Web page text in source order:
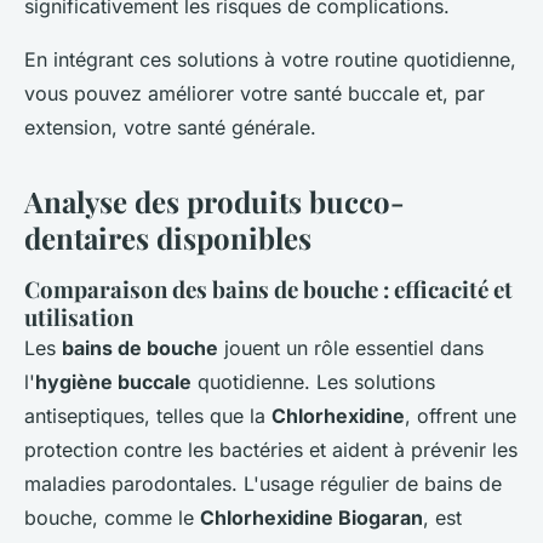
significativement les risques de complications.
En intégrant ces solutions à votre routine quotidienne,
vous pouvez améliorer votre santé buccale et, par
extension, votre santé générale.
Analyse des produits bucco-
dentaires disponibles
Comparaison des bains de bouche : efficacité et
utilisation
Les bains de bouche jouent un rôle essentiel dans
l'hygiène buccale quotidienne. Les solutions
antiseptiques, telles que la Chlorhexidine, offrent une
protection contre les bactéries et aident à prévenir les
maladies parodontales. L'usage régulier de bains de
bouche, comme le Chlorhexidine Biogaran, est